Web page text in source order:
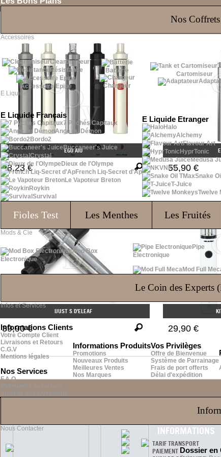
Nos
Accessoires
Clearomiseur
Résistance
Accessoire Epipe
Batterie
Chargeur
Cartomiseur
E Liquide
E Liquide Français
7 Péchés Capitaux
Ange ou Démon
Bordo2
Buccaneer's Juice
Crystal
Dieux de l'Olympe
French Liq-Secret d'Ap
Le Vapoteur Breton
Roykin
Survival
E Liquide Etranger
Halo
Alchemy
Flavour Art
HyprTonic
Medusa
NKV
Snake
T-Juice
Twelve
Fioles Test Les Menthes Les Fruités
Mods & Cie
Mod Box
Electronique
Pipe
Electronique
Mod Full
Le Coin des Experts
Infos et Services
Informations Clients
Votre Compte Client
Livraisons et Retours
C.G.V
Mentions légales
Nos Services
F.A.Q
Paiements Sécurisés
Suivi de vos Livraisons
Informations Produits
Promotions
Nouveaux Produits
Meilleures Ventes
Nos Marques
Vos Privilèges
Offre de Bienvenue
Système de Parrainage
Frais de port offerts
Délai d'expédition
Nous Contacter
Dossier en
EGO AIO
28,23 € 55,90 €
IJUST S D'ELEAF
39,90 € 29,90 €
INFORMATIONS
TARIF TRANSPORT
PAIEMENT